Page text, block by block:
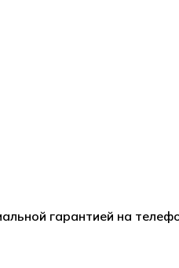
гарантией на